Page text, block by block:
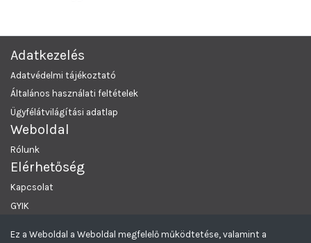
Adatkezelés
Adatvédelmi tájékoztató
Általános használati feltételek
Ügyfélátvilágítási adatlap
Weboldal
Rólunk
Elérhetőség
Kapcsolat
GYIK
Ez a Weboldal a Weboldal megfelelő működtetése, valamint a